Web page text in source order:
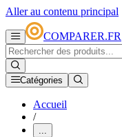
Aller au contenu principal
COMPARER.FR
Catégories
Accueil
/
...